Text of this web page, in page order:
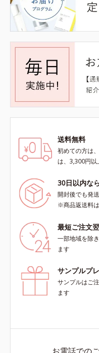
送料無料
初めての方は
は、3,300円以
30日以内な
開封後でも発
※商品返送料
最短ご注文
一部地域を除
ます
サンプルプ
サンプルはご
ます